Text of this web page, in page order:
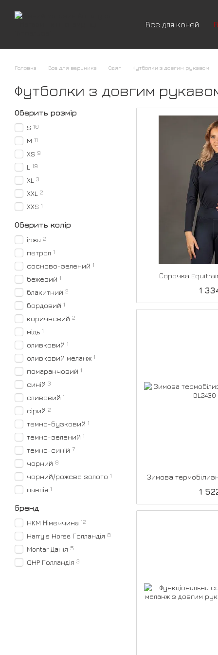
Все для коней
Головна Все для вершника Одяг Футболки з довгим рукавом
Футболки з довгим
Сорочка
1
Зимова
1
Оберить розмір
S 10
M 11
XS 9
L 19
XL 3
XXL 2
XXS 1
Оберить колір
іржа 2
петрол 1
сосново-зелений 1
бежевий 1
блакитний 2
бордовий 1
коричневий 2
мідь 1
оливковий 1
оливковий меланж 1
помаранчовий 1
синій 3
сливовий 1
сірий 2
темно-бузковий 1
темно-зелений 1
темно-синій 7
чорний 8
чорний/рожеве золото 1
шавлія 1
Бренд
HKM Німеччина 12
Harry's Horse Голландія 8
Montar Данія 5
QHP Голландія 3